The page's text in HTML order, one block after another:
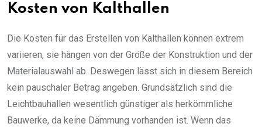
Kosten von Kalthallen
Die Kosten für das Erstellen von Kalthallen können extrem
variieren, sie hängen von der Größe der Konstruktion und der
Materialauswahl ab. Deswegen lässt sich in diesem Bereich
kein pauschaler Betrag angeben. Grundsätzlich sind die
Leichtbauhallen wesentlich günstiger als herkömmliche
Bauwerke, da keine Dämmung vorhanden ist. Wenn das